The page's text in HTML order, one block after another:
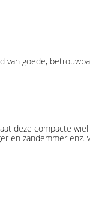
goede,
deze compacte
en zandemmer enz.